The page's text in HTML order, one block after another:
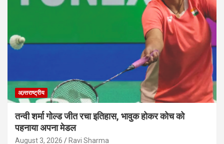
अन्र्तराष्ट्रीय
तन्वी शर्मा गोल्ड जीत रचा इतिहास, भावुक होकर कोच को
पहनाया अपना मेडल
August 3, 2026 Ravi Sharma